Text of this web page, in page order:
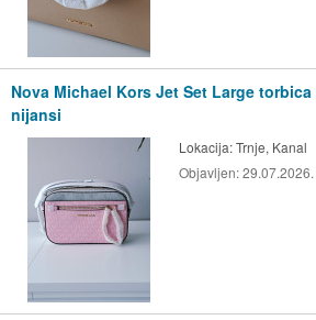
Nova Michael Kors Jet Set Large
nijansi
Lokacija:Trnje, Kanal
Objavljen:29.07.2026.